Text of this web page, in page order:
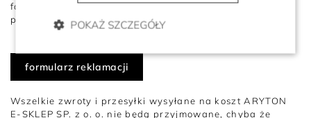
formularza reklamacyjnego, co znacznie ułatwi i
przyspieszy proces reklamacji.
formularz reklamacji
Wszelkie zwroty i przesyłki wysyłane na koszt ARYTON
E-SKLEP SP. z o. o. nie będą przyjmowane, chyba że
POKAŻ SZCZEGÓŁY